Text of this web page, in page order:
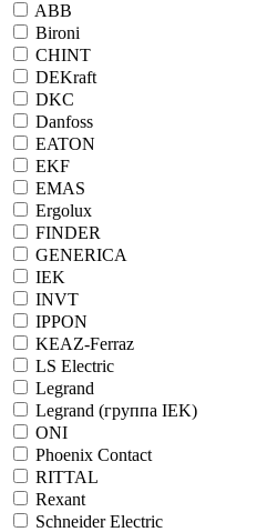
ABB
Bironi
CHINT
DEKraft
DKC
Danfoss
EATON
EKF
EMAS
Ergolux
FINDER
GENERICA
IEK
INVT
IPPON
KEAZ-Ferraz
LS Electric
Legrand
Legrand (группа IEK)
ONI
Phoenix Contact
RITTAL
Rexant
Schneider Electric